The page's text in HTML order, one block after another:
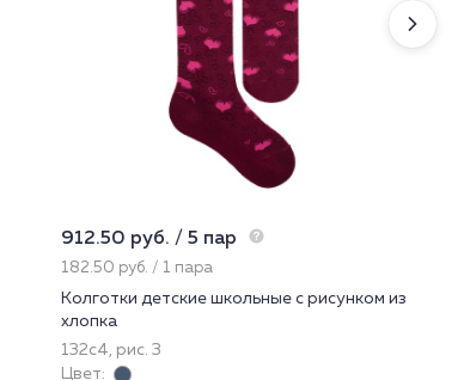
912.50 руб. / 5 пар
182.50 руб. / 1 пара
Колготки детские школьные с рисунком из
хлопка
132с4, рис. 3
Цвет: